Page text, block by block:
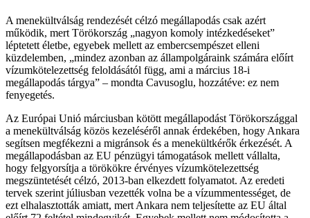
A menekültválság rendezését célzó megállapodás csak azért
működik, mert Törökország „nagyon komoly intézkedéseket”
léptetett életbe, egyebek mellett az embercsempészet elleni
küzdelemben, „mindez azonban az állampolgáraink számára előírt
vízumkötelezettség feloldásától függ, ami a március 18-i
megállapodás tárgya” – mondta Cavusoglu, hozzátéve: ez nem
fenyegetés.
Az Európai Unió márciusban kötött megállapodást Törökországgal
a menekültválság közös kezeléséről annak érdekében, hogy Ankara
segítsen megfékezni a migránsok és a menekültkérők érkezését. A
megállapodásban az EU pénzügyi támogatások mellett vállalta,
hogy felgyorsítja a törökökre érvényes vízumkötelezettség
megszüntetését célzó, 2013-ban elkezdett folyamatot. Az eredeti
tervek szerint júliusban vezették volna be a vízummentességet, de
ezt elhalasztották amiatt, mert Ankara nem teljesítette az EU által